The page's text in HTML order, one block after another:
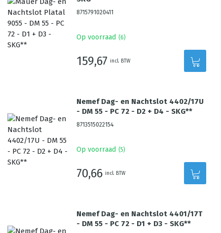
8715791020411
Op voorraad (6)
159,67 incl. BTW
Nemef Dag- en Nachtslot 4402/17U
- DM 55 - PC 72 - D2 + D4 - SKG**
8713515022154
Op voorraad (5)
70,66 incl. BTW
Nemef Dag- en Nachtslot 4401/17T
- DM 55 - PC 72 - D1 + D3 - SKG**